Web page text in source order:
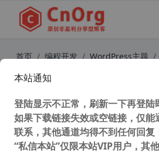
首页 编程开发 WordPress主题
WordPress 开启 PHP
PCache
29,008 次浏览次阅读
本站通知
登陆显示不正常，刷新一下再登陆
如果下载链接失效或空链接，仅
联系，其他通道均得不到任何回
“私信本站”仅限本站VIP用户，其